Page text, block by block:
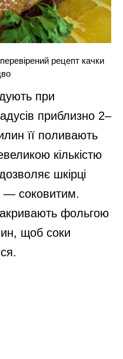
рецепт качки
при
приблизно 2–
її поливають
кількістю
шкірці
— соковитим.
фольгою
щоб соки